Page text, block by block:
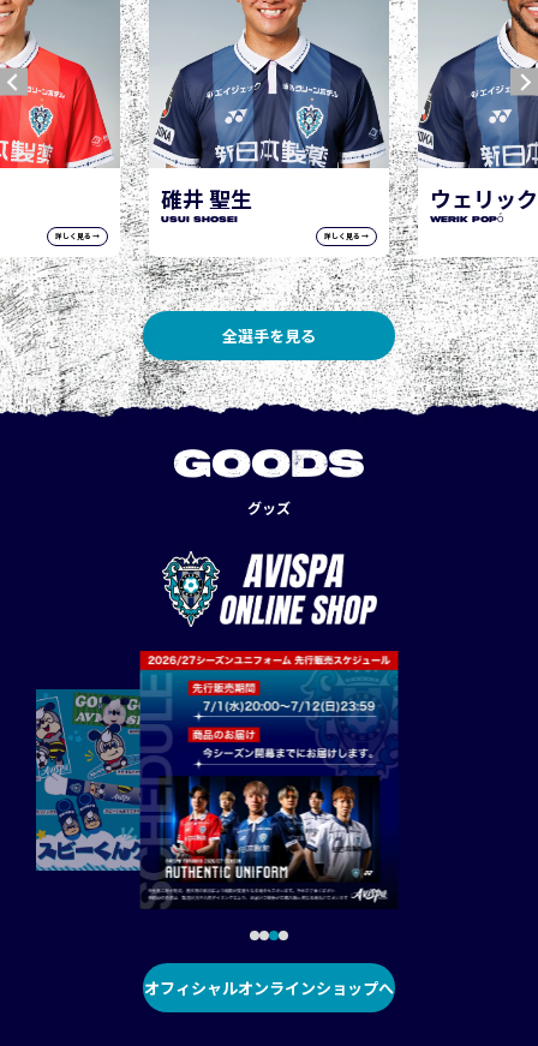
詳しく見る →
ウェリック ポポ
WERIK POPÓ
詳しく見る →
全選手を見る
GOODS
グッズ
オフィシャルオンラインショップへ